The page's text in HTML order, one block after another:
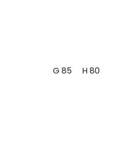
G 85 H 80